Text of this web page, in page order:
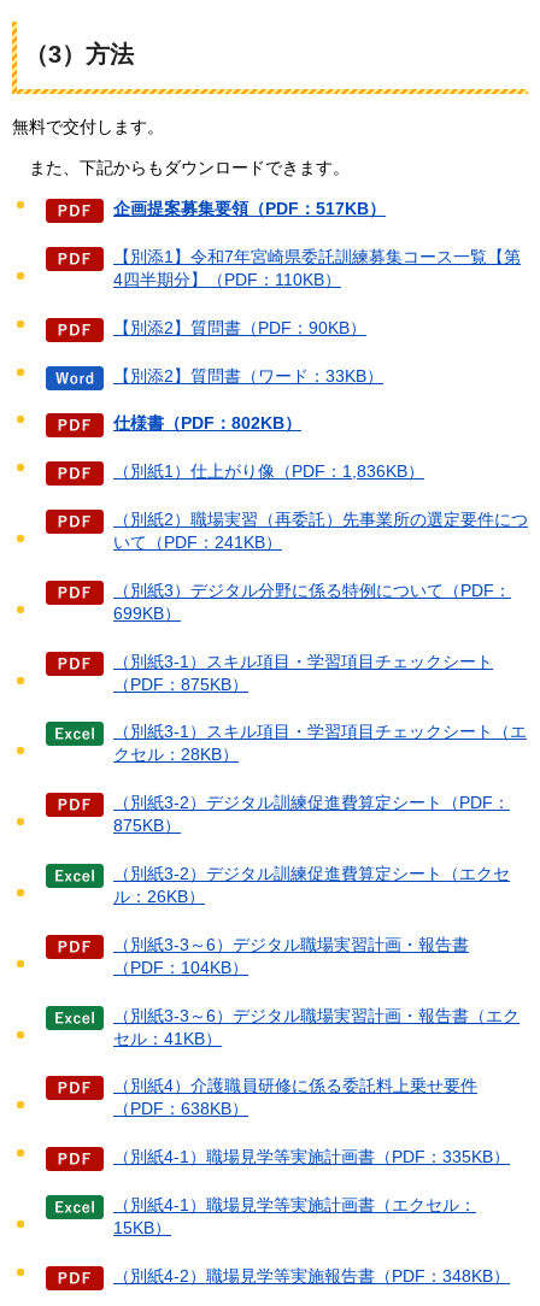
（3）方法
無料で交付します。
また、 下記からもダウンロードできます。
企画提案募集要領（PDF：517KB）
【別添1】令和7年宮崎県委託訓練募集コース一覧【第
4四半期分】（PDF：110KB）
【別添2】質問書（PDF：90KB）
【別添2】質問書（ワード：33KB）
仕様書（PDF：802KB）
（別紙1）仕上がり像（PDF：1,836KB）
（別紙2）職場実習（再委託）先事業所の選定要件につ
いて（PDF：241KB）
（別紙3）デジタル分野に係る特例について（PDF：
699KB）
（別紙3-1）スキル項目・学習項目チェックシート
（PDF：875KB）
（別紙3-1）スキル項目・学習項目チェックシート（エ
クセル：28KB）
（別紙3-2）デジタル訓練促進費算定シート（PDF：
875KB）
（別紙3-2）デジタル訓練促進費算定シート（エクセ
ル：26KB）
（別紙3-3～6）デジタル職場実習計画・報告書
（PDF：104KB）
（別紙3-3～6）デジタル職場実習計画・報告書（エク
セル：41KB）
（別紙4）介護職員研修に係る委託料上乗せ要件
（PDF：638KB）
（別紙4-1）職場見学等実施計画書（PDF：335KB）
（別紙4-1）職場見学等実施計画書（エクセル：
15KB）
（別紙4-2）職場見学等実施報告書（PDF：348KB）